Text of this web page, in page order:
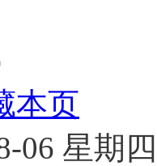
本页
06 星期四